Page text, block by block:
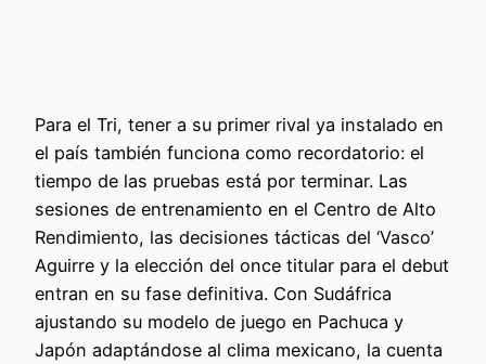
Para el Tri, tener a su primer rival ya instalado en
el país también funciona como recordatorio: el
tiempo de las pruebas está por terminar. Las
sesiones de entrenamiento en el Centro de Alto
Rendimiento, las decisiones tácticas del ‘Vasco’
Aguirre y la elección del once titular para el debut
entran en su fase definitiva. Con Sudáfrica
ajustando su modelo de juego en Pachuca y
Japón adaptándose al clima mexicano, la cuenta